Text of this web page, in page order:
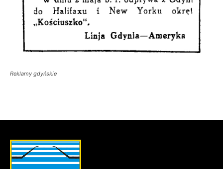
Reklamy gdyńskie